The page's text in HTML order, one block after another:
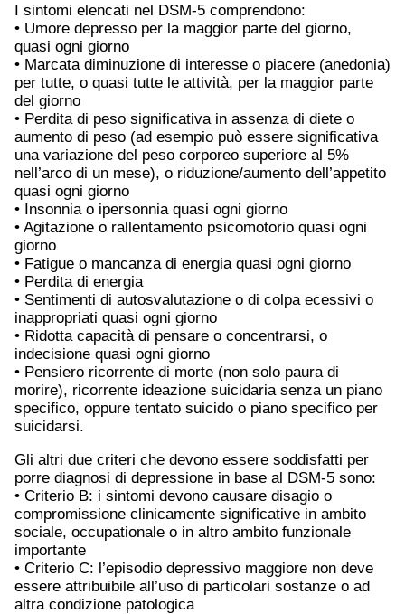
I sintomi elencati nel DSM-5 comprendono:
• Umore depresso per la maggior parte del giorno,
quasi ogni giorno
• Marcata diminuzione di interesse o piacere (anedonia)
per tutte, o quasi tutte le attività, per la maggior parte
del giorno
• Perdita di peso significativa in assenza di diete o
aumento di peso (ad esempio può essere significativa
una variazione del peso corporeo superiore al 5%
nell’arco di un mese), o riduzione/aumento dell’appetito
quasi ogni giorno
• Insonnia o ipersonnia quasi ogni giorno
• Agitazione o rallentamento psicomotorio quasi ogni
giorno
• Fatigue o mancanza di energia quasi ogni giorno
• Perdita di energia
• Sentimenti di autosvalutazione o di colpa ecessivi o
inappropriati quasi ogni giorno
• Ridotta capacità di pensare o concentrarsi, o
indecisione quasi ogni giorno
• Pensiero ricorrente di morte (non solo paura di
morire), ricorrente ideazione suicidaria senza un piano
specifico, oppure tentato suicido o piano specifico per
suicidarsi.
Gli altri due criteri che devono essere soddisfatti per
porre diagnosi di depressione in base al DSM-5 sono:
• Criterio B: i sintomi devono causare disagio o
compromissione clinicamente significative in ambito
sociale, occupationale o in altro ambito funzionale
importante
• Criterio C: l’episodio depressivo maggiore non deve
essere attribuibile all’uso di particolari sostanze o ad
altra condizione patologica